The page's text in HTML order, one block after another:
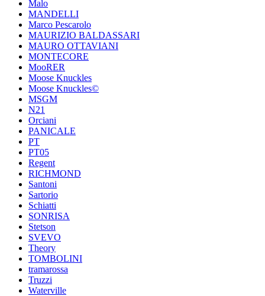
Malo
MANDELLI
Marco Pescarolo
MAURIZIO BALDASSARI
MAURO OTTAVIANI
MONTECORE
MooRER
Moose Knuckles
Moose Knuckles©️
MSGM
N21
Orciani
PANICALE
PT
PT05
Regent
RICHMOND
Santoni
Sartorio
Schiatti
SONRISA
Stetson
SVEVO
Theory
TOMBOLINI
tramarossa
Truzzi
Waterville